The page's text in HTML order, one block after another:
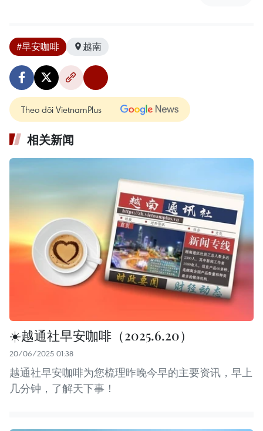
#早安咖啡 越南
Theo dõi VietnamPlus
相关新闻
☀️越通社早安咖啡（2025.6.20）
20/06/2025 01:38
越通社早安咖啡为您梳理昨晚今早的主要资讯，早上
几分钟，了解天下事！